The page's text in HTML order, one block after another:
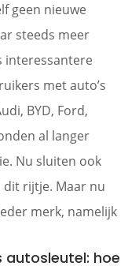
geen nieuwe
steeds meer
interessantere
met auto’s
BYD, Ford,
al langer
Nu sluiten ook
dit rijtje. Maar nu
merk, namelijk
autosleutel: hoe